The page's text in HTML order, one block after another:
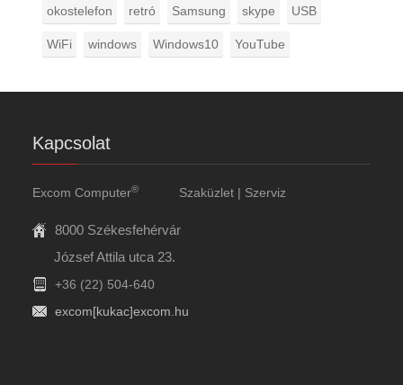
okostelefon retró Samsung skype USB
WiFi windows Windows10 YouTube
Kapcsolat
Excom Computer® Szaküzlet | Szerviz
8000 Székesfehérvár
József Attila utca 23.
+36 (22) 504-640
excom[kukac]excom.hu